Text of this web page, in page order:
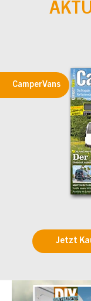
CamperVans
Jetzt